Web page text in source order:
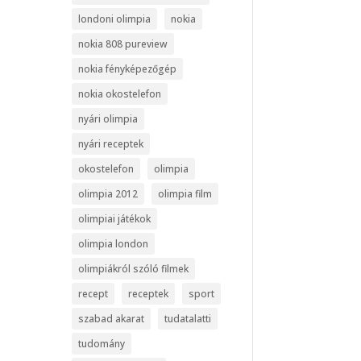
londoni olimpia
nokia
nokia 808 pureview
nokia fényképezőgép
nokia okostelefon
nyári olimpia
nyári receptek
okostelefon
olimpia
olimpia 2012
olimpia film
olimpiai játékok
olimpia london
olimpiákról szóló filmek
recept
receptek
sport
szabad akarat
tudatalatti
tudomány